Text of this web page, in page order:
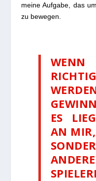
meine Aufgabe, das
zu bewegen.
ES
AN MIR,